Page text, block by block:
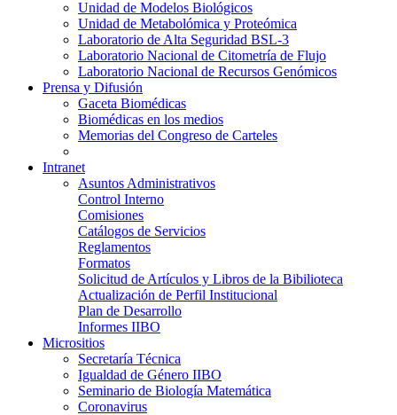
Unidad de Modelos Biológicos
Unidad de Metabolómica y Proteómica
Laboratorio de Alta Seguridad BSL-3
Laboratorio Nacional de Citometría de Flujo
Laboratorio Nacional de Recursos Genómicos
Prensa y Difusión
Gaceta Biomédicas
Biomédicas en los medios
Memorias del Congreso de Carteles
Intranet
Asuntos Administrativos
Control Interno
Comisiones
Catálogos de Servicios
Reglamentos
Formatos
Solicitud de Artículos y Libros de la Bibilioteca
Actualización de Perfil Institucional
Plan de Desarrollo
Informes IIBO
Micrositios
Secretaría Técnica
Igualdad de Género IIBO
Seminario de Biología Matemática
Coronavirus